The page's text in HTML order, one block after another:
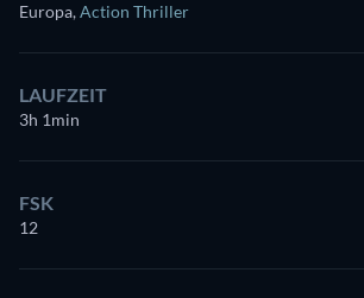
Europa,Action Thriller
LAUFZEIT
3h 1min
FSK
12